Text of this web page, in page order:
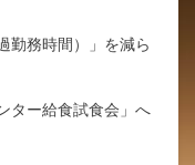
勤務時間）」を減ら
ター給食試食会」へ